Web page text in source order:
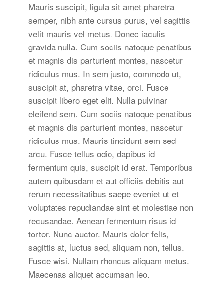
Mauris suscipit, ligula sit amet pharetra
semper, nibh ante cursus purus, vel sagittis
velit mauris vel metus. Donec iaculis
gravida nulla. Cum sociis natoque penatibus
et magnis dis parturient montes, nascetur
ridiculus mus. In sem justo, commodo ut,
suscipit at, pharetra vitae, orci. Fusce
suscipit libero eget elit. Nulla pulvinar
eleifend sem. Cum sociis natoque penatibus
et magnis dis parturient montes, nascetur
ridiculus mus. Mauris tincidunt sem sed
arcu. Fusce tellus odio, dapibus id
fermentum quis, suscipit id erat. Temporibus
autem quibusdam et aut officiis debitis aut
rerum necessitatibus saepe eveniet ut et
voluptates repudiandae sint et molestiae non
recusandae. Aenean fermentum risus id
tortor. Nunc auctor. Mauris dolor felis,
sagittis at, luctus sed, aliquam non, tellus.
Fusce wisi. Nullam rhoncus aliquam metus.
Maecenas aliquet accumsan leo.